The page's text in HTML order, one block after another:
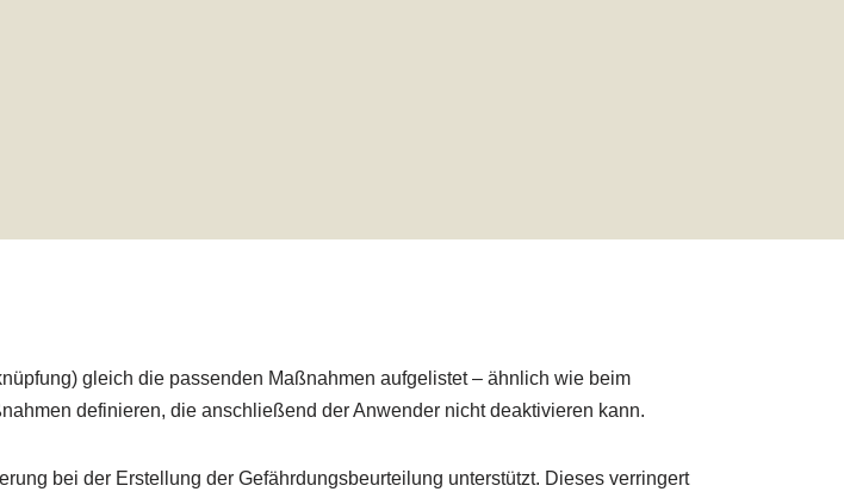
gleich die passenden Maßnahmen aufgelistet – ähnlich wie beim
definieren, die anschließend der Anwender nicht deaktivieren kann.
bei der Erstellung der Gefährdungsbeurteilung unterstützt. Dieses verringert